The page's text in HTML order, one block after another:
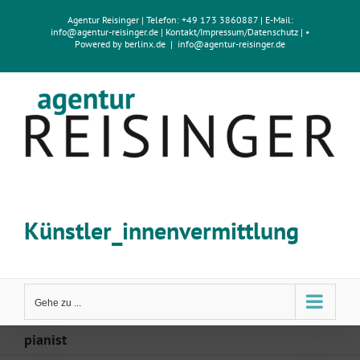
Agentur Reisinger| Telefon: +49 173 3860887 | E-Mail:
info@agentur-reisinger.de | Kontakt/Impressum/Datenschutz | •
Powered by berlinx.de | info@agentur-reisinger.de
Künstler_innenvermittlung
Gehe zu ...
pianist